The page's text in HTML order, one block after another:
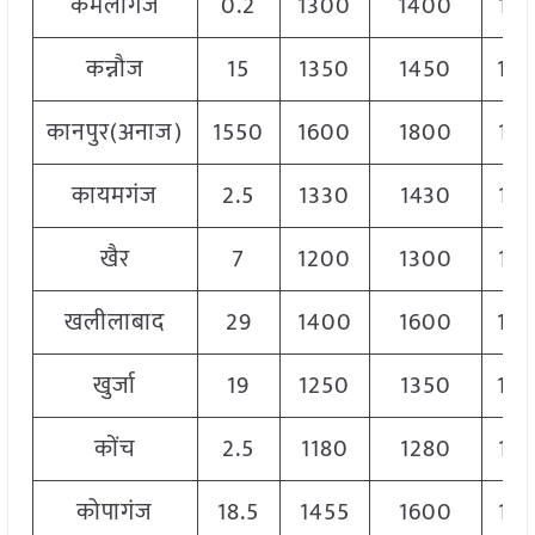
कन्नौज
15 1350 1450
कानपुर(अनाज)
1550 1600 1800
कायमगंज
2.5 1330 1430
खैर
7 1200 1300
खलीलाबाद
29 1400 1600
खुर्जा
19 1250 1350
कोंच
2.5 1180 1280
कोपागंज
18.5 1455 1600